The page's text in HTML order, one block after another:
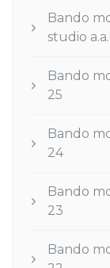
Bando
studio
Bando
25
Bando
24
Bando
23
Bando